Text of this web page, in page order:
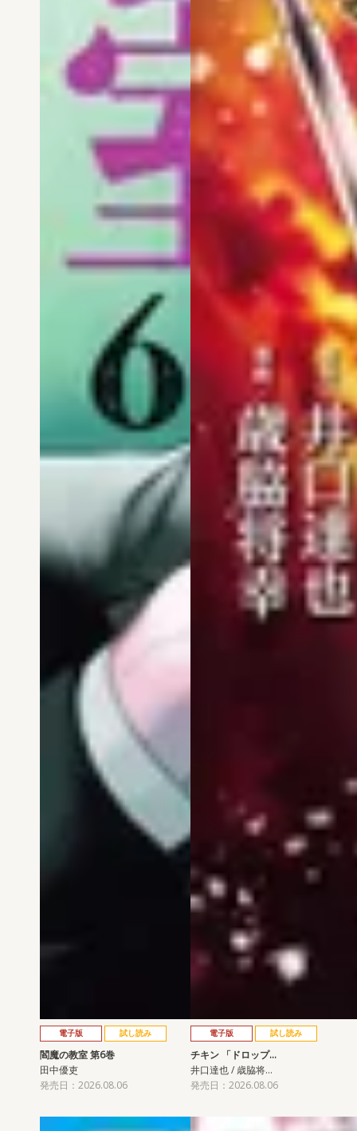
電子版 試し読み
閻魔の教室 第6巻
田中優吏
発売日：2026.08.06
電子版 試し読み
チキン 「ドロップ…
井口達也 / 歳脇将…
発売日：2026.08.06